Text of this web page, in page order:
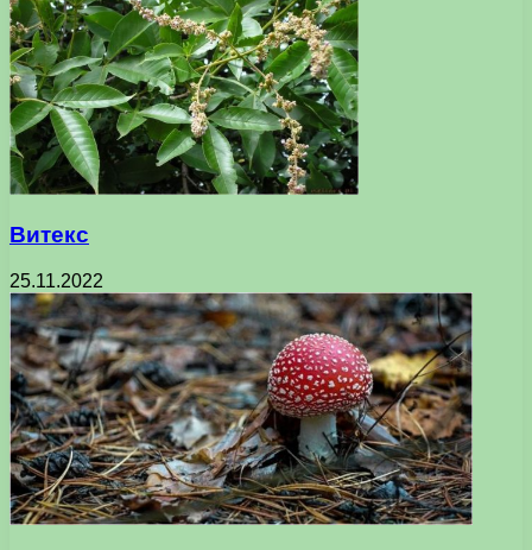
Витекс
25.11.2022